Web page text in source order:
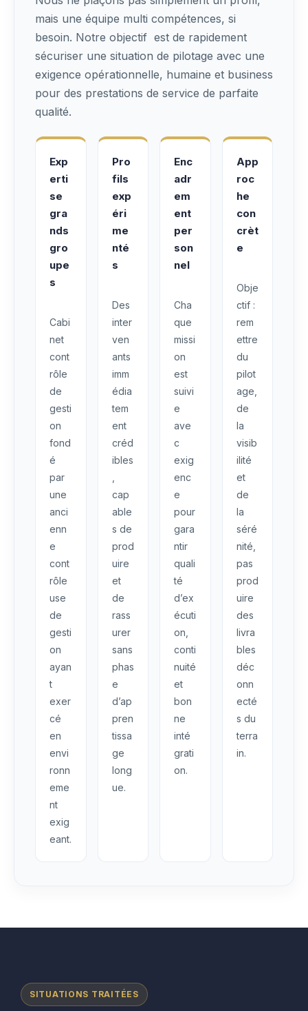
mais une équipe multi compétences, si
besoin. Notre objectif est de rapidement
sécuriser une situation de pilotage avec une
exigence opérationnelle, humaine et business
pour des prestations de service de parfaite
qualité.
Exp
erti
se
gra
nds
gro
upe
s
Cabi
net
cont
rôle
de
gesti
on
fond
é
par
une
anci
enn
e
cont
rôle
use
de
gesti
on
ayan
t
exer
cé
en
envi
ronn
eme
nt
exig
eant.
Pro
fils
exp
éri
me
nté
s
Des
inter
ven
ants
imm
édia
tem
ent
créd
ibles
cap
able
s de
prod
uire
et
de
rass
urer
sans
phas
e
d’ap
pren
tissa
ge
long
ue.
Enc
adr
em
ent
per
son
nel
Cha
que
missi
on
est
suivi
e
ave
c
exig
enc
e
pour
gara
ntir
quali
té
d’ex
écuti
on,
conti
nuité
et
bon
ne
inté
grati
on.
App
roc
he
con
crèt
e
Obje
ctif :
rem
ettre
du
pilot
age,
de
la
visib
ilité
et
de
la
séré
nité,
pas
prod
uire
des
livra
bles
déc
onn
ecté
s du
terra
in.
SITUATIONS TRAITÉES